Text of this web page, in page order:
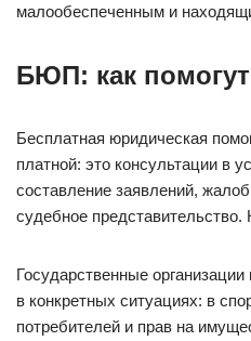
малообеспеченным и
БЮП: как
Бесплатная юридическая
платной: это консультации в
составление заявлений,
судебное
Государственные
в конкретных ситуациях: в
потребителей и прав на